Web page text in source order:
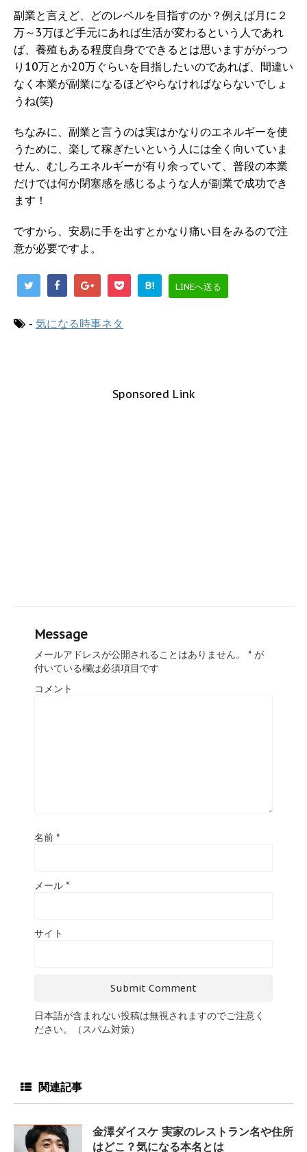
副業と言えど、どのレベルを目指すのか？例えば月に２
万～3万ほど手元にあれば生活が変わるという人であれ
ば、養殖もある程度自身でできるとは思いますががっつ
り10万とか20万ぐらいを目指したいのであれば、間違い
なく本業が副業になるほどやらなければならないでしょ
うね(笑)
ちなみに、副業と言うのは実はかなりのエネルギーを使
うために、楽して稼ぎたいという人には全く向いていま
せん、むしろエネルギーが有り余っていて、普段の本業
だけでは何か閉塞感を感じるような人が副業で成功でき
ます！
ですから、安易に手を出すとかなり痛い目をみるので注
意が必要ですよ。
B! LINEへ送る
- 気になる時事ネタ
Sponsored Link
Message
メールアドレスが公開されることはありません。 * が
付いている欄は必須項目です
コメント
名前 *
メール *
サイト
日本語が含まれない投稿は無視されますのでご注意く
ださい。（スパム対策）
関連記事
金澤ダイスケ 実家のレストラン名や住所
はどこ？気になる本名とは